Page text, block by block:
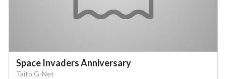
Space Invaders Anniversary
Taito G-Net